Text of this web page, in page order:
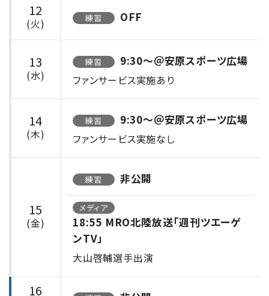
12
(火) 練習 OFF
13
(水)
練習 9:30〜＠安原スポーツ広場
ファンサービス実施あり
14
(木)
練習 9:30〜＠安原スポーツ広場
ファンサービス実施なし
15
(金)
練習 非公開
メディア
18:55 MRO北陸放送「週刊ツエーゲ
ンTV」
大山啓輔選手出演
16